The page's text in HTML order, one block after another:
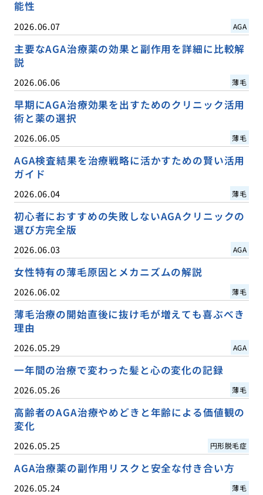
能性
2026.06.07 AGA
主要なAGA治療薬の効果と副作用を詳細に比較解
説
2026.06.06 薄毛
早期にAGA治療効果を出すためのクリニック活用
術と薬の選択
2026.06.05 薄毛
AGA検査結果を治療戦略に活かすための賢い活用
ガイド
2026.06.04 薄毛
初心者におすすめの失敗しないAGAクリニックの
選び方完全版
2026.06.03 AGA
女性特有の薄毛原因とメカニズムの解説
2026.06.02 薄毛
薄毛治療の開始直後に抜け毛が増えても喜ぶべき
理由
2026.05.29 AGA
一年間の治療で変わった髪と心の変化の記録
2026.05.26 薄毛
高齢者のAGA治療やめどきと年齢による価値観の
変化
2026.05.25 円形脱毛症
AGA治療薬の副作用リスクと安全な付き合い方
2026.05.24 薄毛